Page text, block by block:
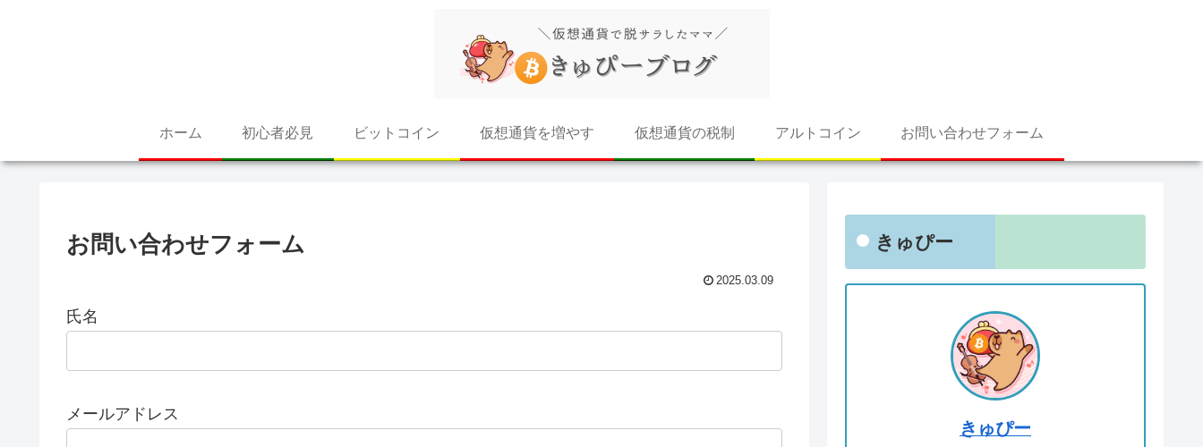
ホーム 初心者必見 ビットコイン 仮想通貨を増やす 仮想通貨の税制 アルトコイン お問い合わせフォーム
お問い合わせフォーム
2025.03.09
氏名
メールアドレス
きゅぴー
きゅぴー